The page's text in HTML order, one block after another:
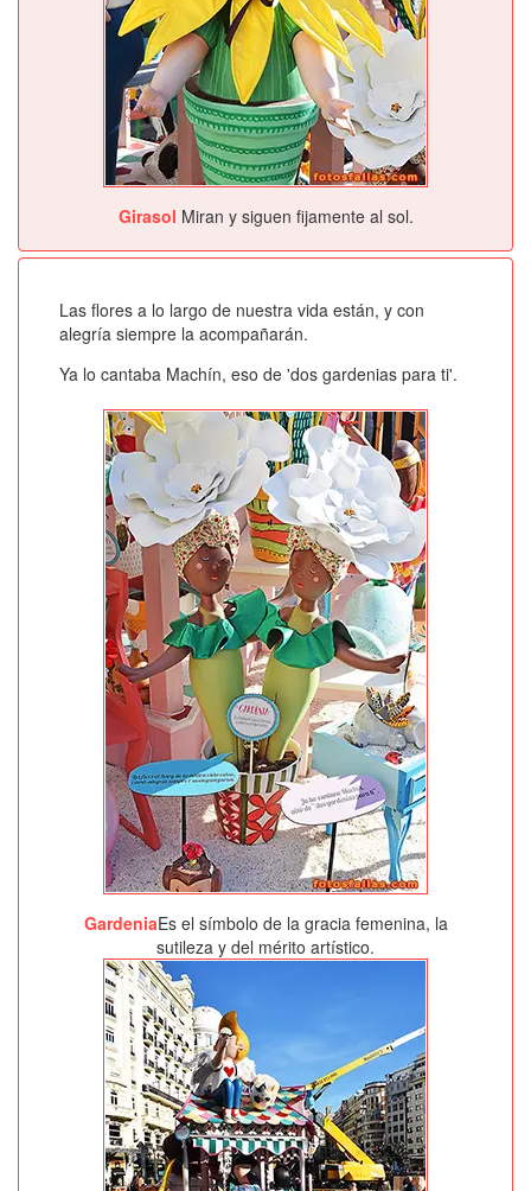
Girasol Miran y siguen fijamente al sol.
Las flores a lo largo de nuestra vida están, y con
alegría siempre la acompañarán.
Ya lo cantaba Machín, eso de 'dos gardenias para ti'.
GardeniaEs el símbolo de la gracia femenina, la
sutileza y del mérito artístico.